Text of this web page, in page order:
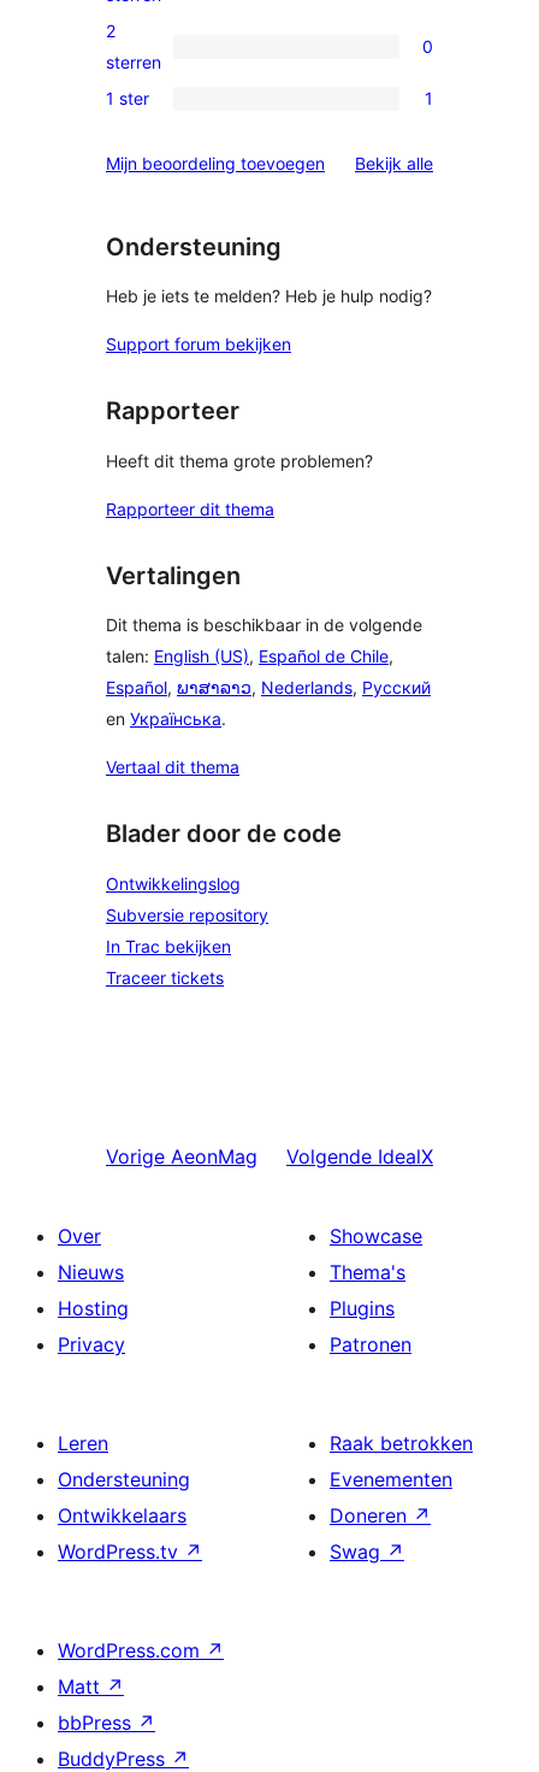
3
sterren
0
2
beoordelingen
2
sterren
0
1
ster
1 ster 1
Mijn beoordeling toevoegen Bekijk alle
Ondersteuning
Heb je iets te melden? Heb je hulp nodig?
Support forum bekijken
Rapporteer
Heeft dit thema grote problemen?
Rapporteer dit thema
Vertalingen
Dit thema is beschikbaar in de volgende
talen: English (US), Español de Chile,
Español, ພາສາລາວ, Nederlands, Русский
en Українська.
Vertaal dit thema
Blader door de code
Ontwikkelingslog
Subversie repository
In Trac bekijken
Traceer tickets
Vorige AeonMag Volgende IdealX
Over
Nieuws
Hosting
Privacy
Showcase
Thema's
Plugins
Patronen
Leren
Ondersteuning
Ontwikkelaars
WordPress.tv ↗
Raak betrokken
Evenementen
Doneren ↗
Swag ↗
WordPress.com ↗
Matt ↗
bbPress ↗
BuddyPress ↗